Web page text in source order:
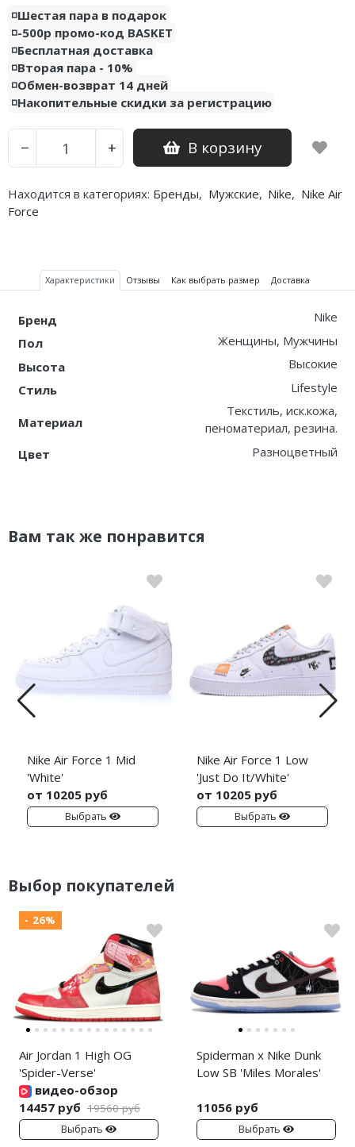
◽️Шестая пара в подарок
◽️-500р промо-код BASKET
◽️Бесплатная доставка
◽️Вторая пара - 10%
◽️Обмен-возврат 14 дней
◽️Накопительные скидки за регистрацию
− + В корзину
Находится в категориях: Бренды, Мужские, Nike, Nike Air
Force
Характеристики Отзывы Как выбрать размер Доставка
Бренд
Nike
Пол
Женщины, Мужчины
Высота
Высокие
Стиль
Lifestyle
Материал
Текстиль, иск.кожа,
пеноматериал, резина.
Цвет
Разноцветный
Вам так же понравится
Nike Air Force 1 Mid
'White'
от 10205 руб
Выбрать
Nike Air Force 1 Low
'Just Do It/White'
от 10205 руб
Выбрать
Выбор покупателей
- 26%
Air Jordan 1 High OG
'Spider-Verse'
видео-обзор
14457 руб 19560 руб
Выбрать
Spiderman x Nike Dunk
Low SB 'Miles Morales'
11056 руб
Выбрать
Air Jordan 15
Air Jordan 23
Nike Kyrie
Nike Freak
Nike KD
Nike PG
Nike Kobe
Nike Foamposite